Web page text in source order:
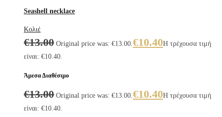
Seashell necklace
Κολιέ
€13.00 Original price was: €13.00.€10.40Η τρέχουσα τιμή
είναι: €10.40.
Άμεσα Διαθέσιμο
€13.00 Original price was: €13.00.€10.40Η τρέχουσα τιμή
είναι: €10.40.